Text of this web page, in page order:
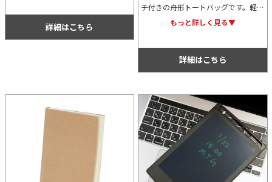
すれば、ノベルティにも物販品にも活
用できます。詳細はこちら
チ付きの舟形トートバッグです。軽量
で丈夫な不織布素材もポイント。カラ
もっと詳しく見る▼
詳細はこちら